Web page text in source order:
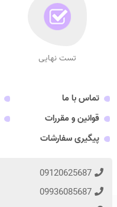
تست نهایی
تماس با ما
قوانین و مقررات
پیگیری سفارشات
09120625687
09936085687